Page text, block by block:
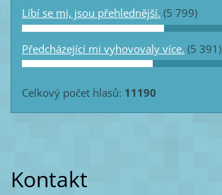
Líbí se mi, jsou přehlednější. (5 799)
Předcházející mi vyhovovaly více. (5 391)
Celkový počet hlasů: 11190
Kontakt